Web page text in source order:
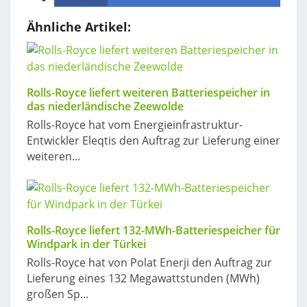
Ähnliche Artikel:
Rolls-Royce liefert weiteren Batteriespeicher in
das niederländische Zeewolde
Rolls-Royce hat vom Energieinfrastruktur-
Entwickler Eleqtis den Auftrag zur Lieferung einer
weiteren...
Rolls-Royce liefert 132-MWh-Batteriespeicher für
Windpark in der Türkei
Rolls-Royce hat von Polat Enerji den Auftrag zur
Lieferung eines 132 Megawattstunden (MWh)
großen Sp...